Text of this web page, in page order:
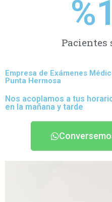
Pacientes
%
Empresa de Exámenes
Punta Hermosa
Nos acoplamos a tus
en la mañana y tarde